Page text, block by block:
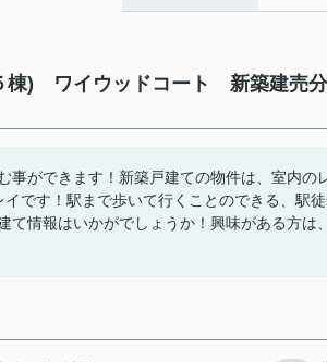
棟) ワイウッドコート 新築建売
事ができます！新築戸建ての物件は、室内の
です！駅まで歩いて行くことのできる、駅
て情報はいかがでしょうか！興味がある方